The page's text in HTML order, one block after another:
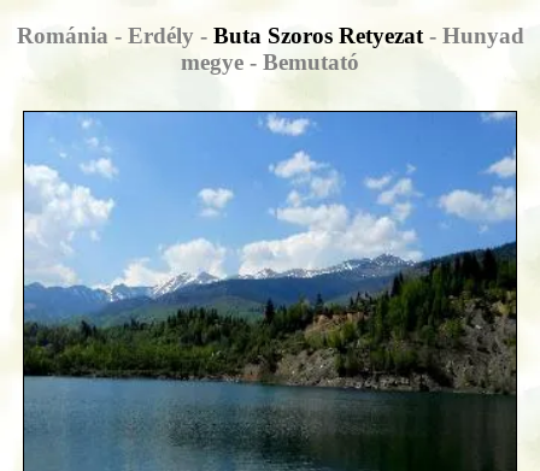
Románia - Erdély - Buta Szoros Retyezat - Hunyad
megye - Bemutató